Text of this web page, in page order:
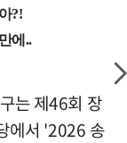
는 제46회 장
에서 '2026 송